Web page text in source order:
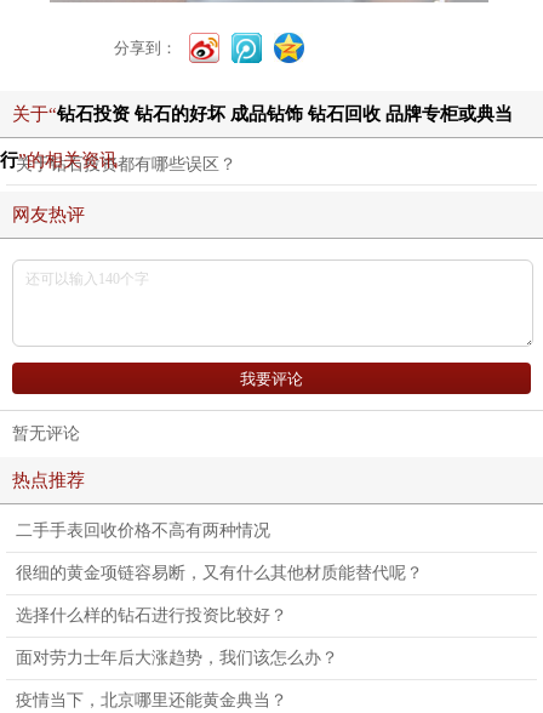
分享到：
关于“钻石投资 钻石的好坏 成品钻饰 钻石回收 品牌专柜或典当
行”的相关资讯
关于钻石投资都有哪些误区？
网友热评
暂无评论
热点推荐
二手手表回收价格不高有两种情况
很细的黄金项链容易断，又有什么其他材质能替代呢？
选择什么样的钻石进行投资比较好？
面对劳力士年后大涨趋势，我们该怎么办？
疫情当下，北京哪里还能黄金典当？